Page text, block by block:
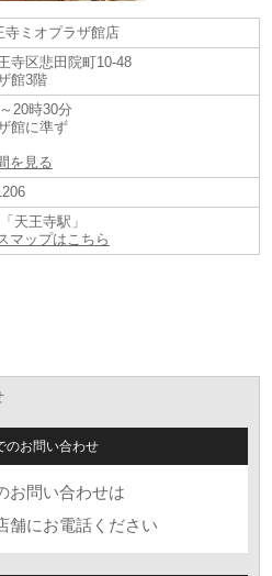
まして、ミオクラブ会員の方限定で
でございます）
オプラザ3階（地図こちら！）
の誕生以来、ロングセラーを続けるオ
。デザイン、部品、製造、それらす
械式時計を作りたい、そんな職人たち
には込められています。オリエント
寺ミオプラザ館店
寺区悲田院町10-48
館3階
20時30分
館に準ず
を見る
天王寺駅」
マップはこちら
のお問い合わせ
お問い合わせは
舗にお電話ください